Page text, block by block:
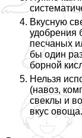
Вкусную
удобрения
песчаных
бы один
борной
Нельзя
(навоз,
свеклы и
вкус овоща.